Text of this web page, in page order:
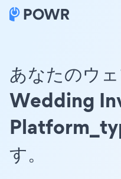
あなたのウ
Wedding
す。